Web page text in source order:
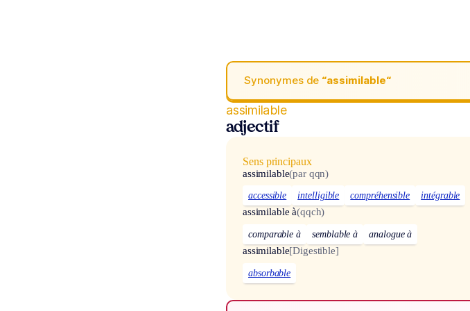
Synonymes de “assimilable“
assimilable
adjectif
Sens principaux
assimilable(par qqn)
accessible intelligible compréhensible intégrable
assimilable à(qqch)
comparable à semblable à analogue à
assimilable[Digestible]
absorbable